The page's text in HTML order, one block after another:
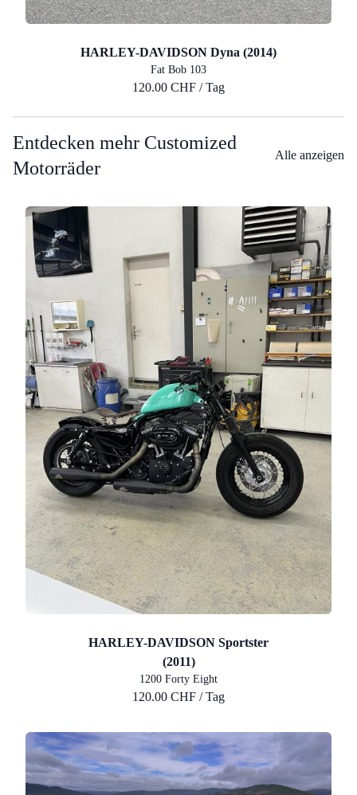
HARLEY-DAVIDSON Dyna (2014)
Fat Bob 103
120.00 CHF / Tag
Entdecken mehr Customized
Motorräder
Alle anzeigen
HARLEY-DAVIDSON Sportster
(2011)
1200 Forty Eight
120.00 CHF / Tag